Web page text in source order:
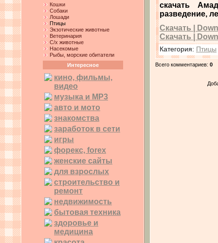
Кошки
Собаки
Лошади
Птицы
Экзотические животные
Ветеринария
С/х животные
Насекомые
Рыбы, морские обитатели
Интересное
кино, фильмы,
видео
музыка и MP3
авто и мото
знакомства
заработок в сети
игры
форекс, forex
женские сайты
для взрослых
строительство и
ремонт
недвижимость
бытовая техника
здоровье и
медицина
скачать
разведение,
Скачать |
Скачать |
Категория: Птицы
Всего комментариев: 0